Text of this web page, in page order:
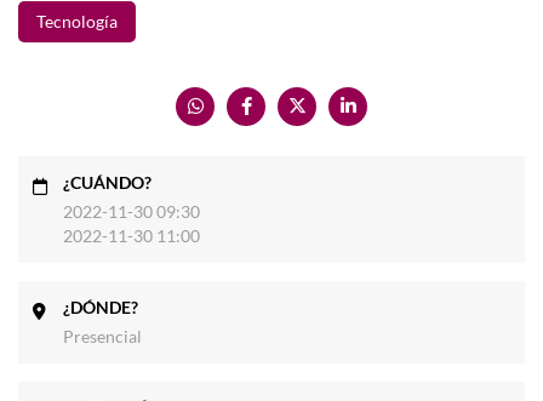
Tecnología
¿CUÁNDO?
2022-11-30 09:30
2022-11-30 11:00
¿DÓNDE?
Presencial